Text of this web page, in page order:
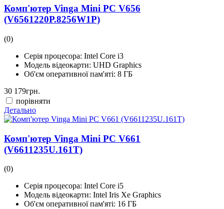
Комп'ютер Vinga Mini PC V656
(V6561220P.8256W1P)
(0)
Серія процесора: Intel Core i3
Модель відеокарти: UHD Graphics
Об'єм оперативної пам'яті: 8 ГБ
30 179грн.
порівняти
Детально
Комп'ютер Vinga Mini PC V661
(V6611235U.161T)
(0)
Серія процесора: Intel Core i5
Модель відеокарти: Intel Iris Xe Graphics
Об'єм оперативної пам'яті: 16 ГБ